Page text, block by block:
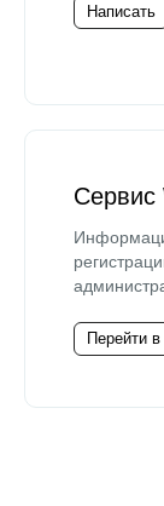
Написать
Сервис
Перейти